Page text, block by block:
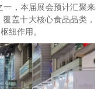
，本届展会预计汇聚来
盖十大核心食品品类，
纽作用。